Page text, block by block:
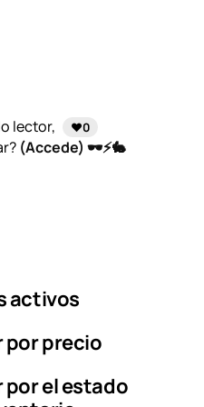
lector, ❤️0
(Accede) 🕶️⚡🐇
activos
por precio
por el estado